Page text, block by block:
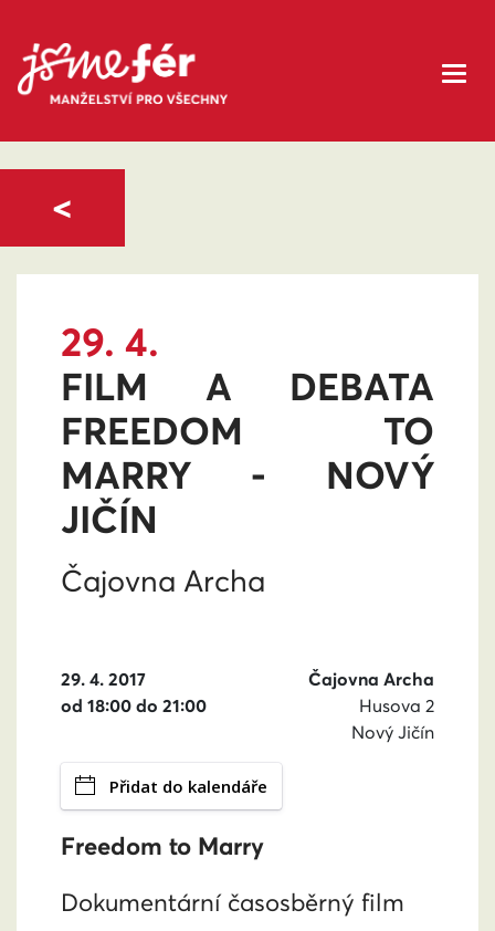
29. 4.
FILM A DEBATA
FREEDOM TO
MARRY - NOVÝ
JIČÍN
Čajovna Archa
29. 4. 2017
od 18:00 do 21:00
Čajovna Archa
Husova 2
Nový Jičín
Přidat do kalendáře
Freedom to Marry
Dokumentární časosběrný film
<